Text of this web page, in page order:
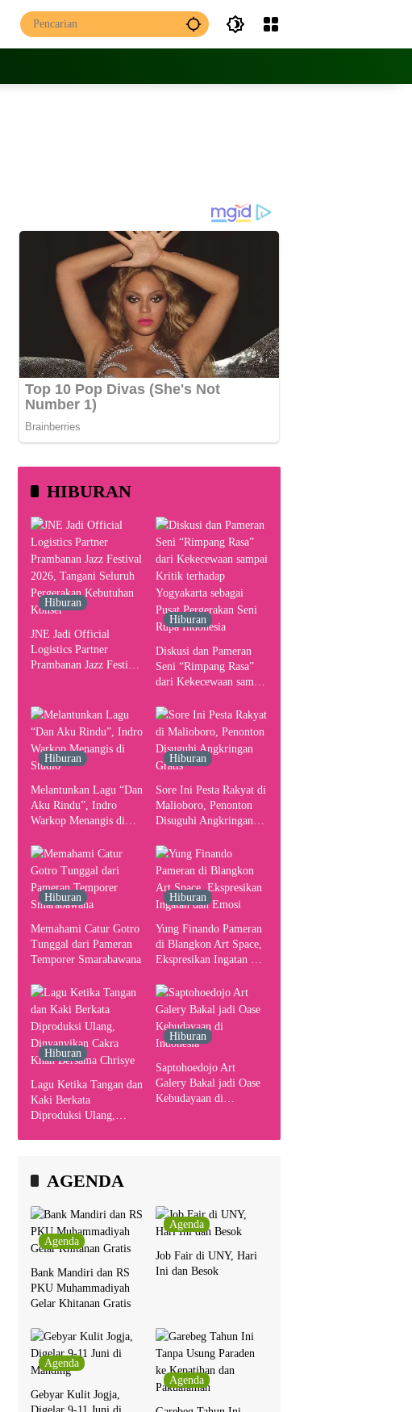
HIBURAN
Hiburan
JNE Jadi Official
Logistics Partner
Prambanan Jazz Festival
Konser
Hiburan
Diskusi dan Pameran
Seni “Rimpang Rasa”
dari Kekecewaan sampai
Yogyakarta sebagai
Pusat Pergerakan Seni
Rupa Indonesia
Hiburan
Melantunkan Lagu “Dan
Aku Rindu”, Indro
Warkop Menangis di
Hiburan
Sore Ini Pesta Rakyat di
Malioboro, Penonton
Disuguhi Angkringan
Hiburan
Memahami Catur Gotro
Tunggal dari Pameran
Temporer Smarabawana
Hiburan
Yung Finando Pameran
di Blangkon Art Space,
Ekspresikan Ingatan dan
Hiburan
Lagu Ketika Tangan dan
Kaki Berkata
Diproduksi Ulang,
Hiburan
Saptohoedojo Art
Galery Bakal jadi Oase
Kebudayaan di
AGENDA
Agenda
Bank Mandiri dan RS
PKU Muhammadiyah
Gelar Khitanan Gratis
Agenda
Job Fair di UNY, Hari
Ini dan Besok
Agenda
Gebyar Kulit Jogja,
Agenda